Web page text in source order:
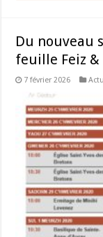
Du nouveau
feuille Feiz &
7 février 2026